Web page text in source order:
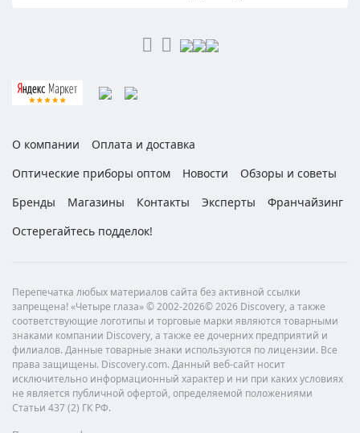
О компании
Оплата и доставка
Оптические приборы оптом
Новости
Обзоры и советы
Бренды
Магазины Контакты Эксперты
Франчайзинг
Остерегайтесь подделок!
Перепечатка любых материалов сайта без активной ссылки
запрещена! «Четыре глаза» © 2002-2026© 2026 Discovery, а также
соответствующие логотипы и торговые марки являются товарными
знаками компании Discovery, а также ее дочерних предприятий и
филиалов. Данные товарные знаки используются по лицензии. Все
права защищены. Discovery.com. Данный веб-сайт носит
исключительно информационный характер и ни при каких условиях
не является публичной офертой, определяемой положениями
Статьи 437 (2) ГК РФ.